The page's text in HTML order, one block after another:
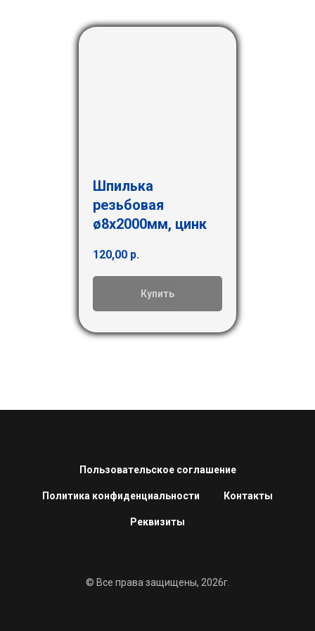
Шпилька
резьбовая
ø8х2000мм, цинк
120,00 р.
Купить
Пользовательское соглашение
Политика конфиденциальности Контакты
Реквизиты
© Все права защищены, 2026г.